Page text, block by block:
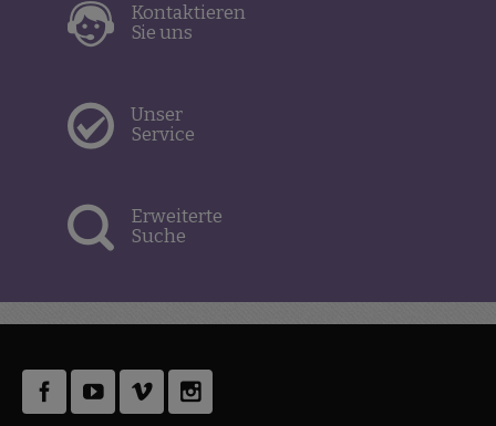
Kontaktieren
Sie uns
Unser
Service
Erweiterte
Suche